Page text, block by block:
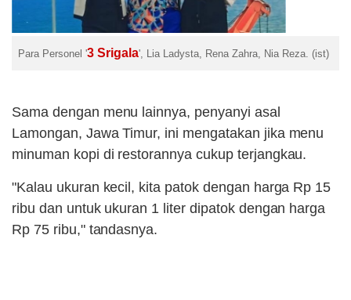
Para Personel '3 Srigala', Lia Ladysta, Rena Zahra, Nia Reza. (ist)
Sama dengan menu lainnya, penyanyi asal
Lamongan, Jawa Timur, ini mengatakan jika menu
minuman kopi di restorannya cukup terjangkau.
"Kalau ukuran kecil, kita patok dengan harga Rp 15
ribu dan untuk ukuran 1 liter dipatok dengan harga
Rp 75 ribu," tandasnya.